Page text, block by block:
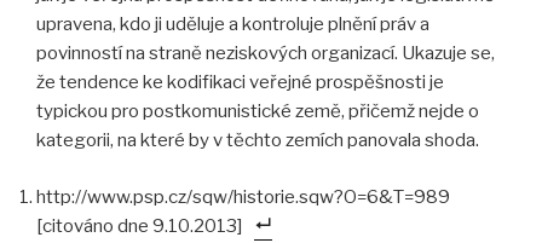
upravena, kdo ji uděluje a kontroluje plnění práv a
povinností na straně neziskových organizací. Ukazuje se,
že tendence ke kodifikaci veřejné prospěšnosti je
typickou pro postkomunistické země, přičemž nejde o
kategorii, na které by v těchto zemích panovala shoda.
http://www.psp.cz/sqw/historie.sqw?O=6&T=989
[citováno dne 9.10.2013]